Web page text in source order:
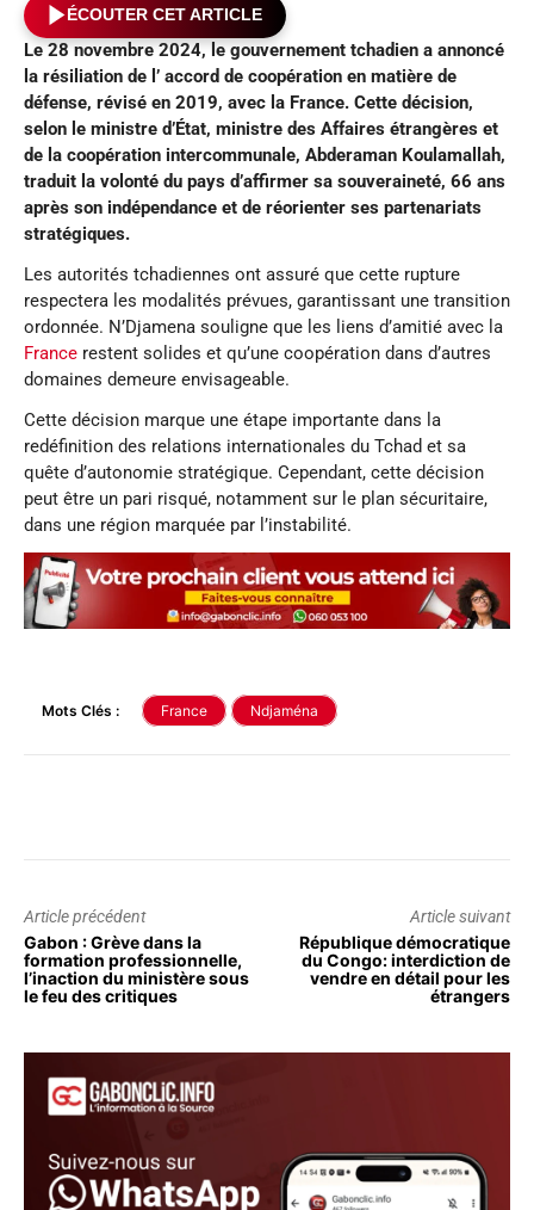
ÉCOUTER CET ARTICLE
Le 28 novembre 2024, le gouvernement tchadien a annoncé
la résiliation de l’ accord de coopération en matière de
défense, révisé en 2019, avec la France. Cette décision,
selon le ministre d’État, ministre des Affaires étrangères et
de la coopération intercommunale, Abderaman Koulamallah,
traduit la volonté du pays d’affirmer sa souveraineté, 66 ans
après son indépendance et de réorienter ses partenariats
stratégiques.
Les autorités tchadiennes ont assuré que cette rupture
respectera les modalités prévues, garantissant une transition
ordonnée. N’Djamena souligne que les liens d’amitié avec la
France restent solides et qu’une coopération dans d’autres
domaines demeure envisageable.
Cette décision marque une étape importante dans la
redéfinition des relations internationales du Tchad et sa
quête d’autonomie stratégique. Cependant, cette décision
peut être un pari risqué, notamment sur le plan sécuritaire,
dans une région marquée par l’instabilité.
Mots Clés : France Ndjaména
Article précédent
Gabon : Grève dans la
formation professionnelle,
l’inaction du ministère sous
le feu des critiques
Article suivant
République démocratique
du Congo: interdiction de
vendre en détail pour les
étrangers